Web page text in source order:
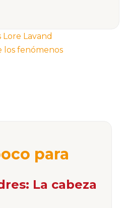
Lore Lavand
los fenómenos
para
La cabeza